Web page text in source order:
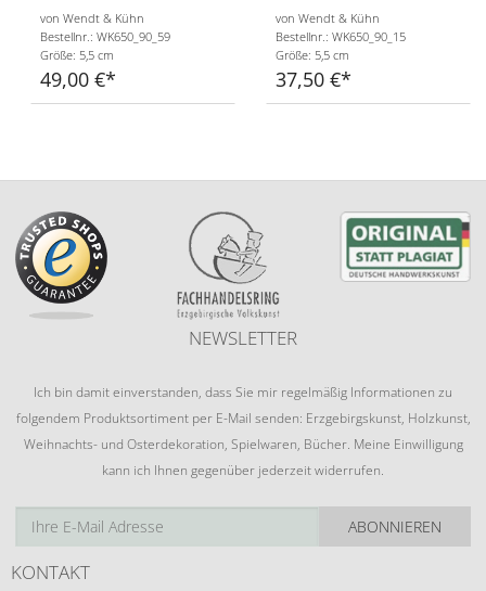
von Wendt & Kühn
Bestellnr.: WK650_90_59
Größe: 5,5 cm
49,00 €
von Wendt & Kühn
Bestellnr.: WK650_90_15
Größe: 5,5 cm
37,50 €
NEWSLETTER
Ich bin damit einverstanden, dass Sie mir regelmäßig Informationen zu
folgendem Produktsortiment per E-Mail senden: Erzgebirgskunst, Holzkunst,
Weihnachts- und Osterdekoration, Spielwaren, Bücher. Meine Einwilligung
kann ich Ihnen gegenüber jederzeit widerrufen.
ABONNIEREN
KONTAKT